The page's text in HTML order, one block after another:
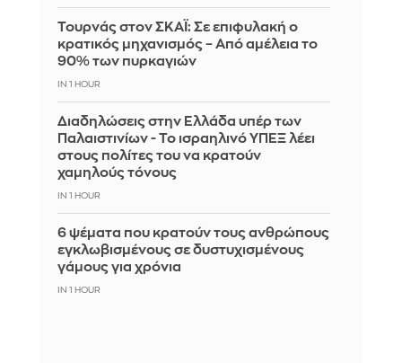
Τουρνάς στον ΣΚΑΪ: Σε επιφυλακή ο
κρατικός μηχανισμός – Από αμέλεια το
90% των πυρκαγιών
IN 1 HOUR
Διαδηλώσεις στην Ελλάδα υπέρ των
Παλαιστινίων - Το ισραηλινό ΥΠΕΞ λέει
στους πολίτες του να κρατούν
χαμηλούς τόνους
IN 1 HOUR
6 ψέματα που κρατούν τους ανθρώπους
εγκλωβισμένους σε δυστυχισμένους
γάμους για χρόνια
IN 1 HOUR